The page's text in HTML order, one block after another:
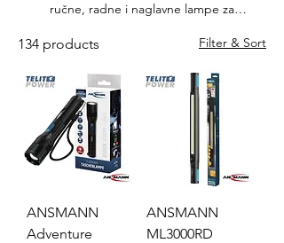
ručne, radne i naglavne lampe za
speleologe kampere, automehaničare,
Baterijske lampe sa kvalitetnim Li-Ion
punjivim baterijama visokih profesionalnih
karakteristika upotpunjuju našu ponudu.
Pogledajte našu ponudu i sigurno ćete naći
odgovarajući proizvod.
134 products Filter & Sort
ANSMANN
Adventure
ANSMANN
ML3000RD